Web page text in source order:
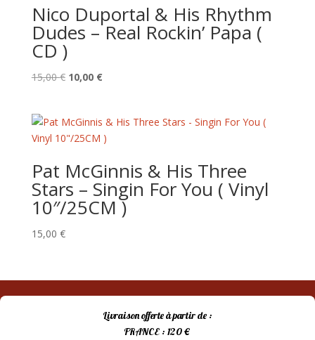
Nico Duportal & His Rhythm
Dudes – Real Rockin’ Papa (
CD )
15,00€ Le
était :
15,00 €.
10,00 €Le
est :
10,00 €.
Pat McGinnis & His Three
Stars – Singin For You ( Vinyl
10″/25CM )
15,00 €
Livraison offerte à partir de :
FRANCE : 120 €